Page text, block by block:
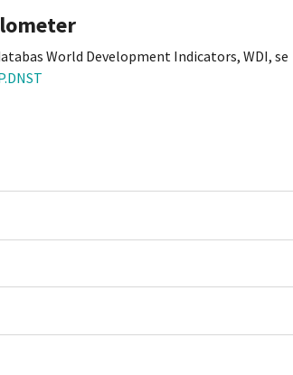
World Development Indicators, WDI, se